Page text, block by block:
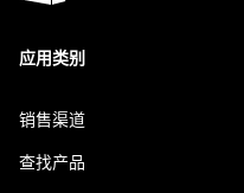
应用类别
销售渠道
查找产品